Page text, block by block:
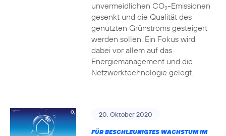
unvermeidlichen CO2-Emissionen
gesenkt und die Qualität des
genutzten Grünstroms gesteigert
werden sollen. Ein Fokus wird
dabei vor allem auf das
Energiemanagement und die
Netzwerktechnologie gelegt.
20. Oktober 2020
FÜR BESCHLEUNIGTES WACHSTUM IM